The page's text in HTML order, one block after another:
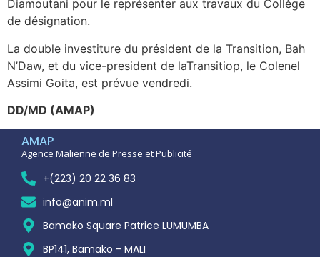
Diamoutani pour le représenter aux travaux du Collège
de désignation.
La double investiture du président de la Transition, Bah
N’Daw, et du vice-president de laTransitiop, le Colenel
Assimi Goita, est prévue vendredi.
DD/MD (AMAP)
AMAP
Agence Malienne de Presse et Publicité
+(223) 20 22 36 83
info@anim.ml
Bamako Square Patrice LUMUMBA
BP141, Bamako - MALI